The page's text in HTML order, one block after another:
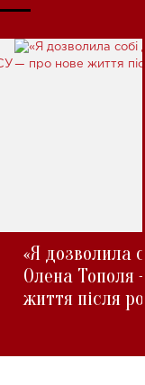
«Я дозволила
Олена Тополя
життя після